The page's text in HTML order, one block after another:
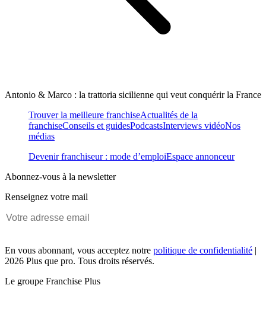
Antonio & Marco : la trattoria sicilienne qui veut conquérir la France
Trouver la meilleure franchiseActualités de la
franchiseConseils et guidesPodcastsInterviews vidéoNos
médias
Devenir franchiseur : mode d’emploiEspace annonceur
Abonnez-vous à la newsletter
Renseignez votre mail
En vous abonnant, vous acceptez notre politique de confidentialité |
2026 Plus que pro. Tous droits réservés.
Le groupe Franchise Plus